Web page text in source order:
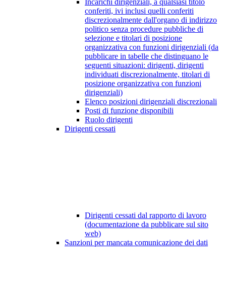
Incarichi dirigenziali, a qualsiasi titolo
conferiti, ivi inclusi quelli conferiti
discrezionalmente dall'organo di indirizzo
politico senza procedure pubbliche di
selezione e titolari di posizione
organizzativa con funzioni dirigenziali (da
pubblicare in tabelle che distinguano le
seguenti situazioni: dirigenti, dirigenti
individuati discrezionalmente, titolari di
posizione organizzativa con funzioni
dirigenziali)
Elenco posizioni dirigenziali discrezionali
Posti di funzione disponibili
Ruolo dirigenti
Dirigenti cessati
Dirigenti cessati dal rapporto di lavoro
(documentazione da pubblicare sul sito
web)
Sanzioni per mancata comunicazione dei dati